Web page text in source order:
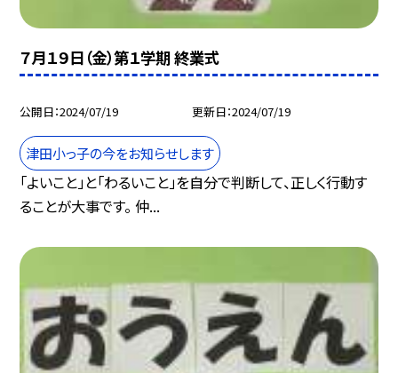
７月１９日（金）第１学期 終業式
公開日 2024/07/19 更新日 2024/07/19
津田小っ子の今をお知らせします
「よいこと」と「わるいこと」を自分で判断して、正しく行動す
ることが大事です。 仲...